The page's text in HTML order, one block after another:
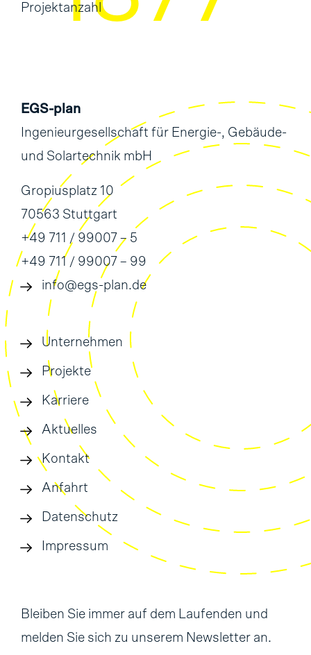
Projektanzahl
EGS-plan
Ingenieurgesellschaft für Energie-, Gebäude-
und Solartechnik mbH
Gropiusplatz 10
70563 Stuttgart
+49 711 / 99007 – 5
+49 711 / 99007 – 99
info@egs-plan.de
Unternehmen
Projekte
Karriere
Aktuelles
Kontakt
Anfahrt
Datenschutz
Impressum
Bleiben Sie immer auf dem Laufenden und
melden Sie sich zu unserem Newsletter an.